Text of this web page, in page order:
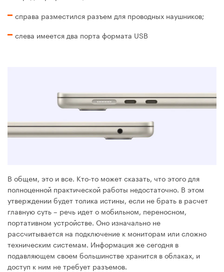
справа разместился разъем для проводных наушников;
слева имеется два порта формата USB
В общем, это и все. Кто-то может сказать, что этого для
полноценной практической работы недостаточно. В этом
утверждении будет толика истины, если не брать в расчет
главную суть – речь идет о мобильном, переносном,
портативном устройстве. Оно изначально не
рассчитывается на подключение к мониторам или сложно
техническим системам. Информация же сегодня в
подавляющем своем большинстве хранится в облаках, и
доступ к ним не требует разъемов.